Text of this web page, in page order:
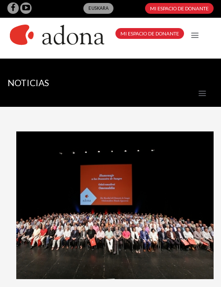
EUSKARA MI ESPACIO DE DONANTE
MI ESPACIO DE DONANTE
NOTICIAS